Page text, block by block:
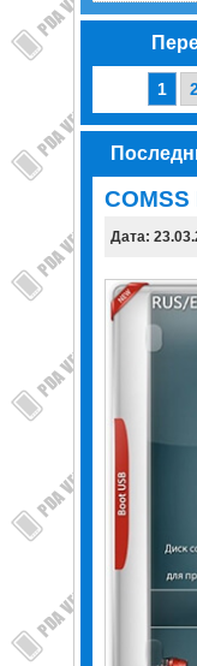
1
Дата: